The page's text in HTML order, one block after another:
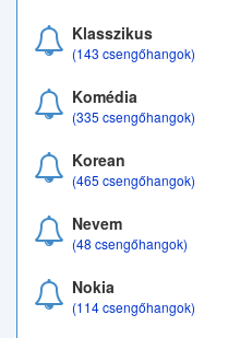
Klasszikus
(143 csengőhangok)
Komédia
(335 csengőhangok)
Korean
(465 csengőhangok)
Nevem
(48 csengőhangok)
Nokia
(114 csengőhangok)